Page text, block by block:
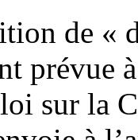
de «
prévue
sur la